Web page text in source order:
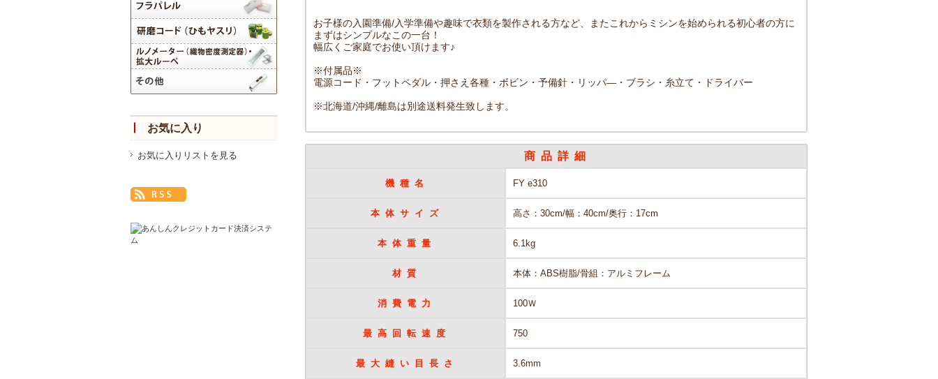
お子様の入園準備/入学準備や趣味で衣類を製作される方など、またこれからミシンを始められる初心者の方に
まずはシンプルなこの一台！
幅広くご家庭でお使い頂けます♪
※付属品※
電源コード・フットペダル・押さえ各種・ボビン・予備針・リッパ―・ブラシ・糸立て・ドライバー
※北海道/沖縄/離島は別途送料発生致します。
商品詳細
機種名 FY e310
本体サイズ 高さ：30cm/幅：40cm/奥行：17cm
本体重量 6.1kg
材質 本体：ABS樹脂/骨組：アルミフレーム
消費電力 100Ｗ
最高回転速度 750
最大縫い目長さ 3.6mm
お気に入り
お気に入りリストを見る